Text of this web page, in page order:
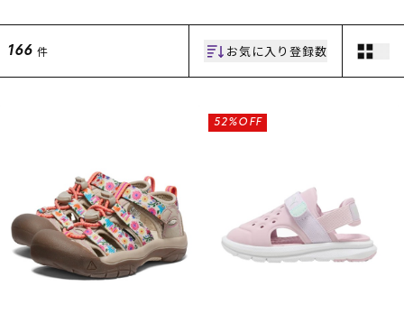
スケートTOP
RIDE LIFE MAGAZINE一
スタッフスナップ
中古/アウトレット サー
フ
中古/アウトレット スノ
SUPPORT
店頭受取サービス
ギフトラッピング
アフターサポート
下取り保証について
よくある質問
166 件 お気に入り登録数
52%OFF